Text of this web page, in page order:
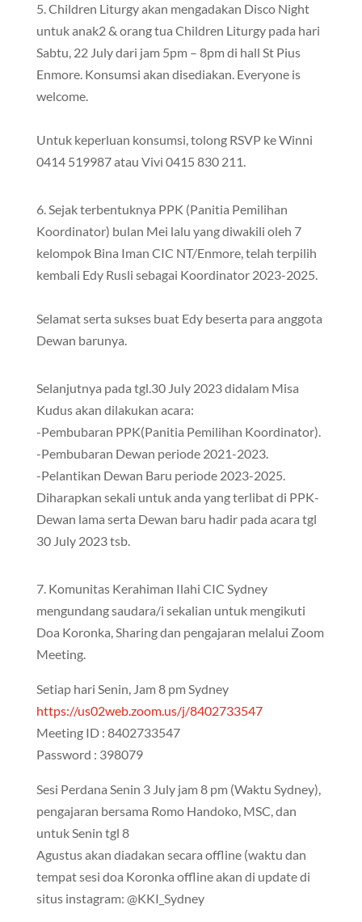
5. Children Liturgy akan mengadakan Disco Night
untuk anak2 & orang tua Children Liturgy pada hari
Sabtu, 22 July dari jam 5pm – 8pm di hall St Pius
Enmore. Konsumsi akan disediakan. Everyone is
welcome.
Untuk keperluan konsumsi, tolong RSVP ke Winni
0414 519987 atau Vivi 0415 830 211.
6. Sejak terbentuknya PPK (Panitia Pemilihan
Koordinator) bulan Mei lalu yang diwakili oleh 7
kelompok Bina Iman CIC NT/Enmore, telah terpilih
kembali Edy Rusli sebagai Koordinator 2023-2025.
Selamat serta sukses buat Edy beserta para anggota
Dewan barunya.
Selanjutnya pada tgl.30 July 2023 didalam Misa
Kudus akan dilakukan acara:
-Pembubaran PPK(Panitia Pemilihan Koordinator).
-Pembubaran Dewan periode 2021-2023.
-Pelantikan Dewan Baru periode 2023-2025.
Diharapkan sekali untuk anda yang terlibat di PPK-
Dewan lama serta Dewan baru hadir pada acara tgl
30 July 2023 tsb.
7. Komunitas Kerahiman Ilahi CIC Sydney
mengundang saudara/i sekalian untuk mengikuti
Doa Koronka, Sharing dan pengajaran melalui Zoom
Meeting.
Setiap hari Senin, Jam 8 pm Sydney
https://us02web.zoom.us/j/8402733547
Meeting ID : 8402733547
Password : 398079
Sesi Perdana Senin 3 July jam 8 pm (Waktu Sydney),
pengajaran bersama Romo Handoko, MSC, dan
untuk Senin tgl 8
Agustus akan diadakan secara offline (waktu dan
tempat sesi doa Koronka offline akan di update di
situs instagram: @KKI_Sydney